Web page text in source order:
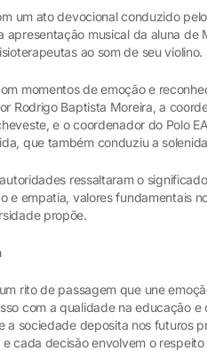
um ato devocional conduzido
apresentação musical da aluna de
ao som de seu violino.
momentos de emoção e
Rodrigo Baptista Moreira, a
e o coordenador do Polo
que também conduziu a
ressaltaram o
e empatia, valores fundamentais
propõe.
rito de passagem que une
com a qualidade na educação e
a sociedade deposita nos futuros
cada decisão envolvem o respeito